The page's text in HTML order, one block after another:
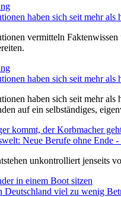
haben sich seit mehr
vermitteln
haben sich seit mehr
haben sich seit mehr
auf ein selbständiges,
kommt, der Korbmacher
Neue Berufe ohne Ende
unkontrolliert jenseits
in einem Boot sitzen
viel zu wenig